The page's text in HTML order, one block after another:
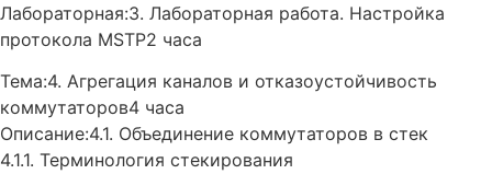
Лабораторная:3. Лабораторная работа. Настройка
протокола MSTP2 часа
Тема:4. Агрегация каналов и отказоустойчивость
коммутаторов4 часа
Описание:4.1. Объединение коммутаторов в стек
4.1.1. Терминология стекирования